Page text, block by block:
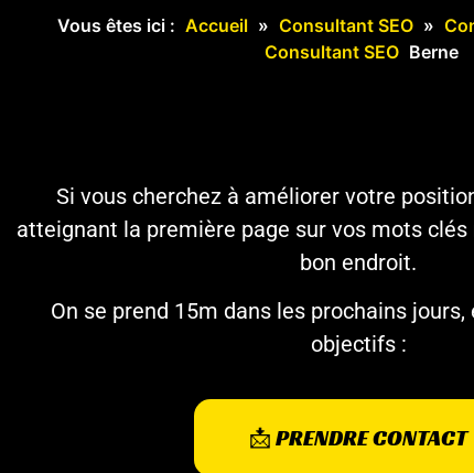
Vous êtes ici : Accueil » Consultant SEO »
Consultant SEO Berne
Si vous cherchez à améliorer votre
atteignant la première page sur vos mots
bon endroit.
On se prend 15m dans les prochains
objectifs :
📩 PRENDRE CONTACT